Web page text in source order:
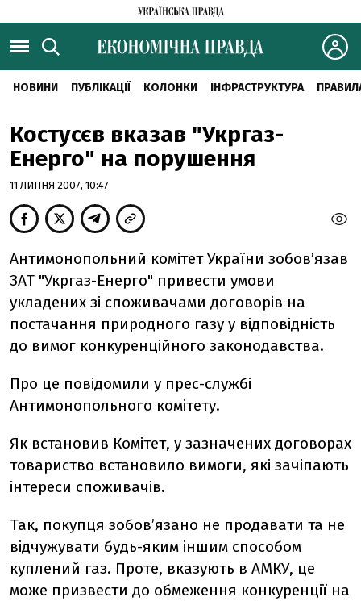
НОВИНИ ПУБЛІКАЦІЇ КОЛОНКИ ІНФРАСТРУКТУРА
Костусєв вказав "Укргаз-
Енерго" на порушення
11 ЛИПНЯ 2007, 10:47
Антимонопольний комітет України зобов’язав
ЗАТ "Укргаз-Енерго" привести умови
укладених зі споживачами договорів на
постачання природного газу у відповідність
до вимог конкуренційного законодавства.
Про це повідомили у прес-службі
Антимонопольного комітету.
Як встановив Комітет, у зазначених договорах
товариство встановило вимоги, які зачіпають
інтереси споживачів.
Так, покупця зобов’язано не продавати та не
відчужувати будь-яким іншим способом
куплений газ. Проте, вказують в АМКУ, це
може призвести до обмеження конкуренції на